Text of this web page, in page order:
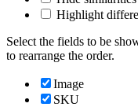
Highlight
Select the fields to be
to rearrange the order.
Image
SKU